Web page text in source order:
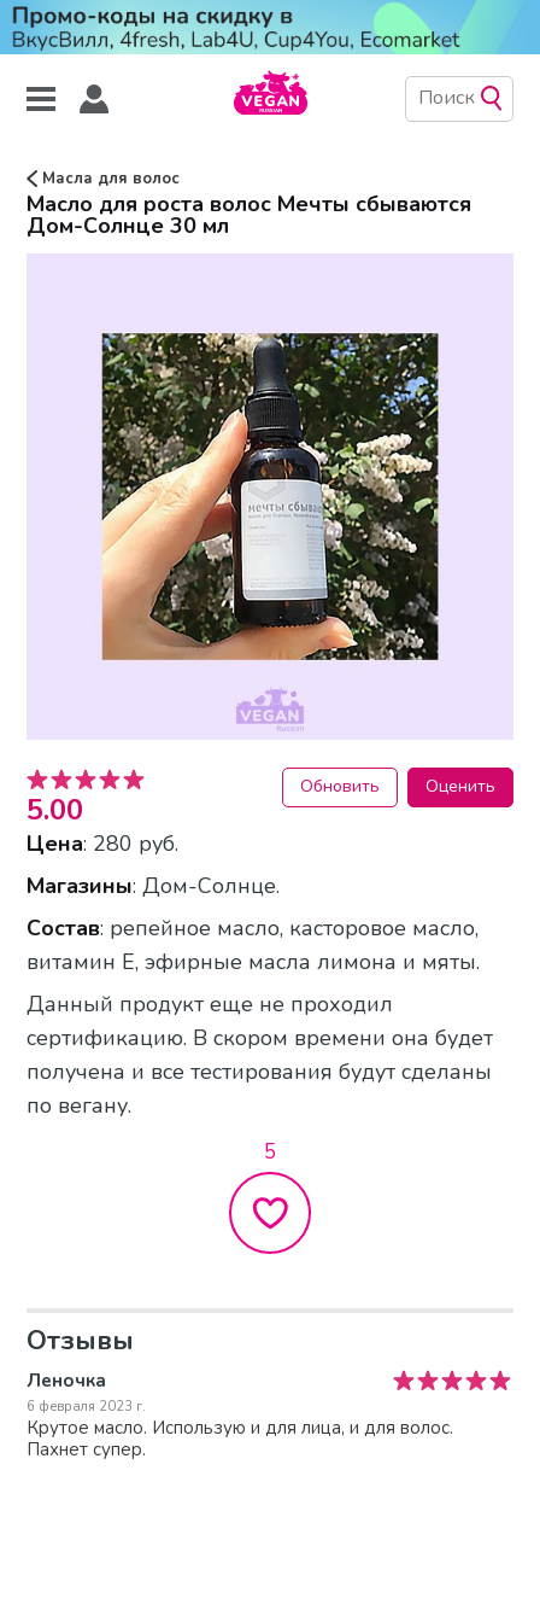
Масла для волос
Масло для роста волос Мечты сбываются
Дом-Солнце 30 мл
5.00
Обновить Оценить
Цена: 280 руб.
Магазины: Дом-Солнце.
Состав: репейное масло, касторовое масло,
витамин Е, эфирные масла лимона и мяты.
Данный продукт еще не проходил
сертификацию. В скором времени она будет
получена и все тестирования будут сделаны
по вегану.
5
Отзывы
Леночка
6 февраля 2023 г.
Крутое масло. Использую и для лица, и для волос.
Пахнет супер.